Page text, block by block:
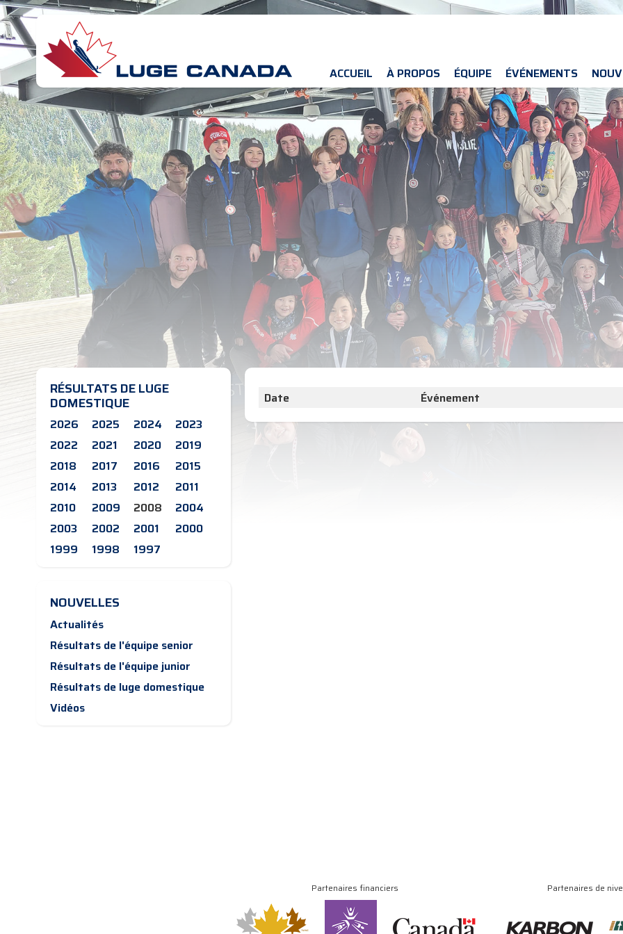
ACCUEIL À PROPOS ÉQUIPE ÉVÉNEMENTS
RÉSULTATS DE LUGE
DOMESTIQUE
2026 2025 2024
2023
2022
2021 2020
2019
2018
2017 2016
2015
2014
2013 2012
2011
2010
2009 2008
2004
2003
2002 2001
2000
1999
1998 1997
NOUVELLES
Actualités
Résultats de l'équipe senior
Résultats de l'équipe junior
Résultats de luge domestique
Vidéos
Date Événement
Partenaires financiers Partenaires de